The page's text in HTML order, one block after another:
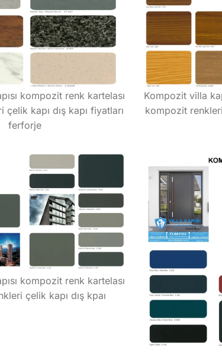
kompozit renk kartelası
kapı dış kapı fiyatları
ferforje
Kompozit villa
kompozit
kompozit renk kartelası
çelik kapı dış kpaı